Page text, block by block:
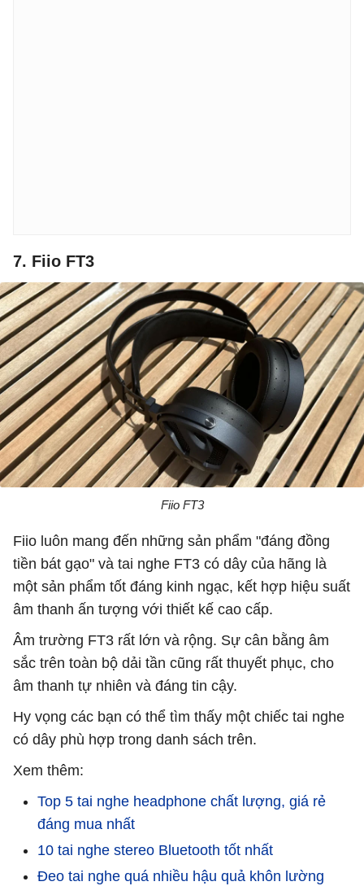
7. Fiio FT3
Fiio FT3
Fiio luôn mang đến những sản phẩm "đáng đồng
tiền bát gạo" và tai nghe FT3 có dây của hãng là
một sản phẩm tốt đáng kinh ngạc, kết hợp hiệu suất
âm thanh ấn tượng với thiết kế cao cấp.
Âm trường FT3 rất lớn và rộng. Sự cân bằng âm
sắc trên toàn bộ dải tần cũng rất thuyết phục, cho
âm thanh tự nhiên và đáng tin cậy.
Hy vọng các bạn có thể tìm thấy một chiếc tai nghe
có dây phù hợp trong danh sách trên.
Xem thêm:
Top 5 tai nghe headphone chất lượng, giá rẻ
đáng mua nhất
10 tai nghe stereo Bluetooth tốt nhất
Đeo tai nghe quá nhiều hậu quả khôn lường